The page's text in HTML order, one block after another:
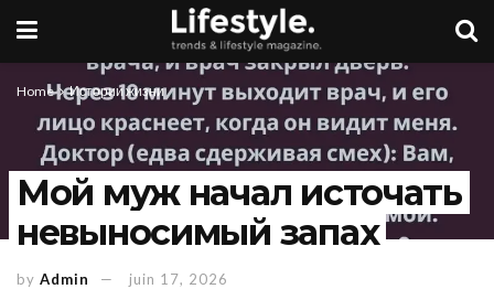
Home Истории жизни
Мой муж начал источать
невыносимый запах
by Admin juin 17, 2026